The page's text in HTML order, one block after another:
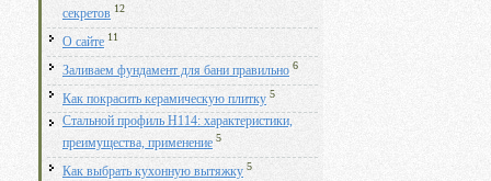
секретов 12
О сайте 11
Заливаем фундамент для бани правильно 6
Как покрасить керамическую плитку 5
Стальной профиль Н114: характеристики,
преимущества, применение 5
Как выбрать кухонную вытяжку 5